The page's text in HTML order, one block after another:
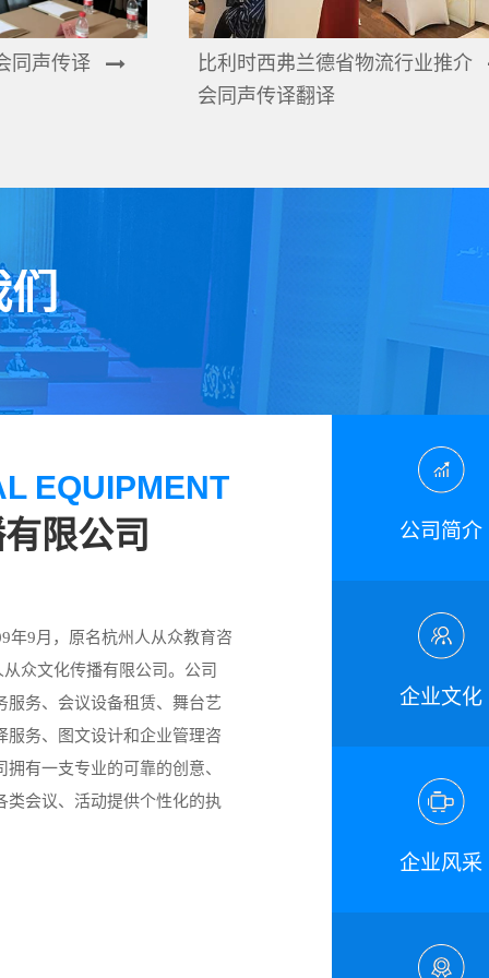
同声传译
比利时西弗兰德省物流行业推介
会同声传译翻译
们
EQUIPMENT
限公司
9月，原名杭州人从众教育咨
众文化传播有限公司。公司
服务、会议设备租赁、舞台艺
服务、图文设计和企业管理咨
有一支专业的可靠的创意、
会议、活动提供个性化的执
公司简介
企业文化
企业风采